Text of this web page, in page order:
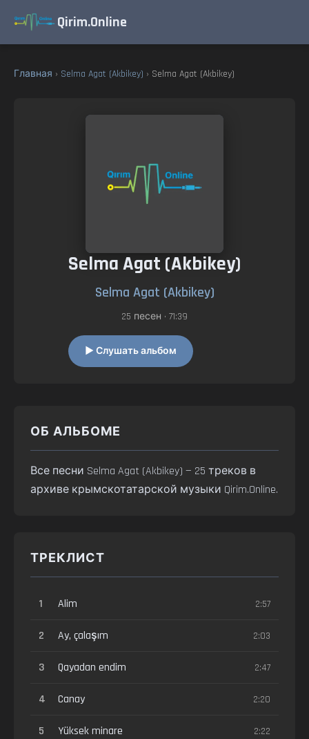
Qirim.Online
Главная › Selma Agat (Akbikey) › Selma Agat (Akbikey)
Selma Agat (Akbikey)
Selma Agat (Akbikey)
25 песен • 71:39
▶ Слушать альбом
ОБ АЛЬБОМЕ
Все песни Selma Agat (Akbikey) — 25 треков в
архиве крымскотатарской музыки Qirim.Online.
ТРЕКЛИСТ
1 Alim 2:57
2 Ay, çalaşım 2:03
3 Qayadan endim 2:47
4 Canay 2:20
5 Yüksek minare 2:22